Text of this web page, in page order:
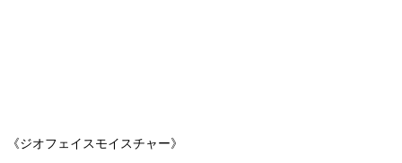
《ジオフェイスモイスチャー》